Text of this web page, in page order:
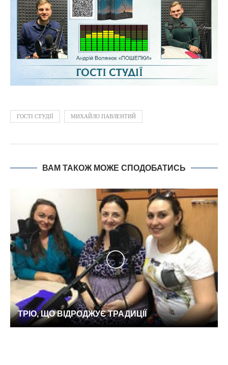
ГОСТІ СТУДІЇ МИХАЙЛО ПАВЛЕНТИЙ
ВАМ ТАКОЖ МОЖЕ СПОДОБАТИСЬ
ТРІО, ЩО ВІДРОДЖУЄ ТРАДИЦІЇ